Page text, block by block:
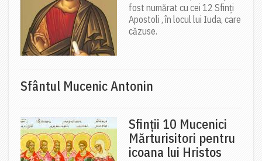
fost numărat cu cei 12 Sfinți
Apostoli , în locul lui Iuda, care
căzuse.
Sfântul Mucenic Antonin
Sfinții 10 Mucenici
Mărturisitori pentru
icoana lui Hristos